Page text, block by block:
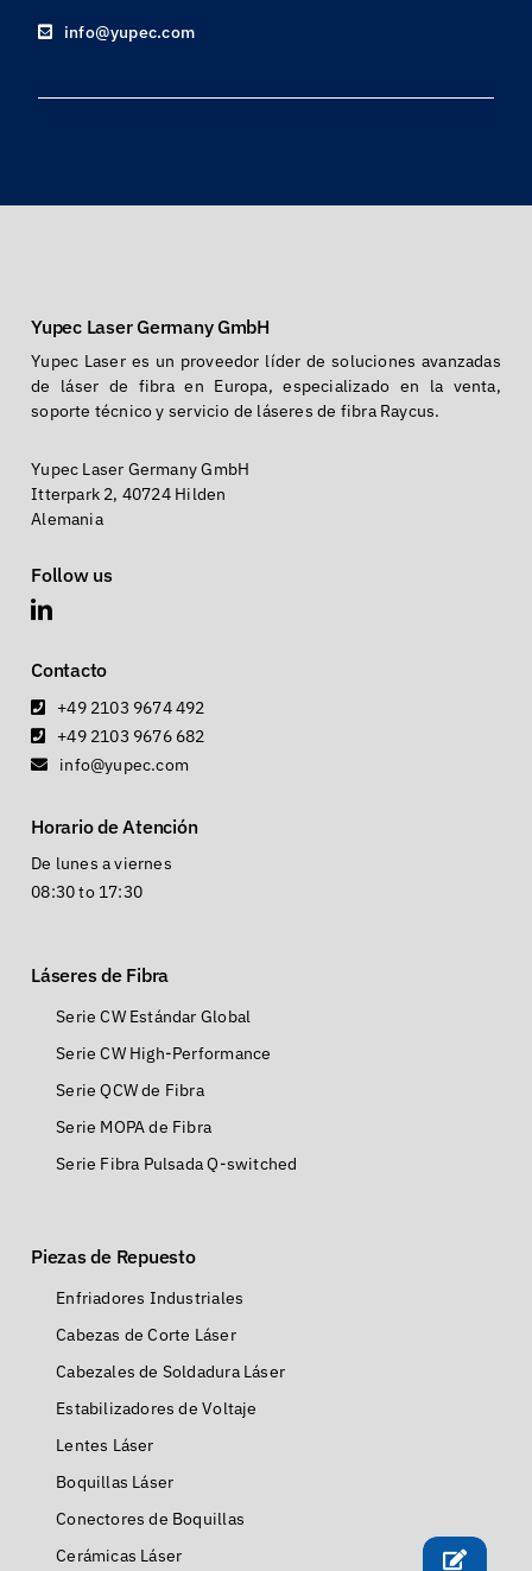
info@yupec.com
Yupec Laser Germany GmbH
Yupec Laser es un proveedor líder de soluciones avanzadas
de láser de fibra en Europa, especializado en la venta,
soporte técnico y servicio de láseres de fibra Raycus.
Yupec Laser Germany GmbH
Itterpark 2, 40724 Hilden
Alemania
Follow us
Contacto
+49 2103 9674 492
+49 2103 9676 682
info@yupec.com
Horario de Atención
De lunes a viernes
08:30 to 17:30
Láseres de Fibra
Serie CW Estándar Global
Serie CW High-Performance
Serie QCW de Fibra
Serie MOPA de Fibra
Serie Fibra Pulsada Q-switched
Piezas de Repuesto
Enfriadores Industriales
Cabezas de Corte Láser
Cabezales de Soldadura Láser
Estabilizadores de Voltaje
Lentes Láser
Boquillas Láser
Conectores de Boquillas
Cerámicas Láser